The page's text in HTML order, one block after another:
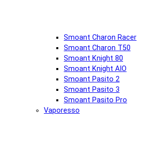
Smoant Charon Racer
Smoant Charon T50
Smoant Knight 80
Smoant Knight AIO
Smoant Pasito 2
Smoant Pasito 3
Smoant Pasito Pro
Vaporesso